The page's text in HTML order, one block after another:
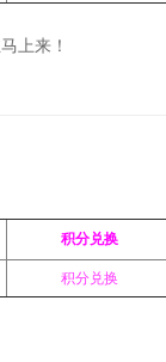
上来！
积分兑换
积分兑换